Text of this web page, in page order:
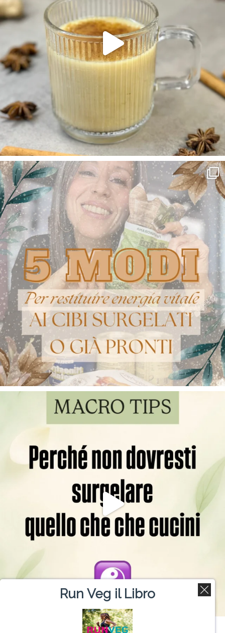
Run Veg il Libro